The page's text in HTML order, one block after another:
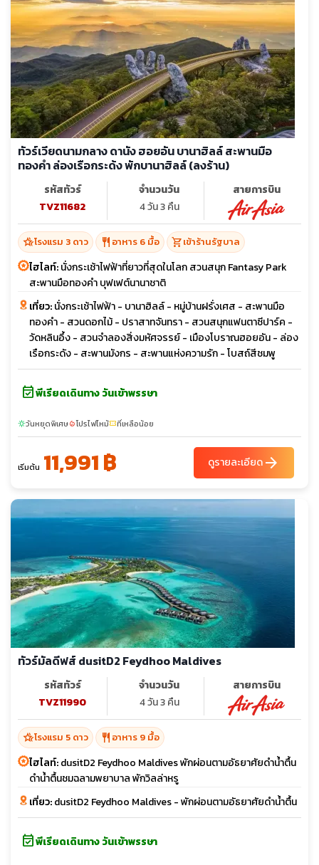
ทัวร์เวียดนามกลาง ดานัง ฮอยอัน บานาฮิลล์ สะพานมือ
ทองคำ ล่องเรือกระด้ง พักบานาฮิลล์ (ลงร้าน)
รหัสทัวร์
TVZ11682
จำนวนวัน
4 วัน 3 คืน
สายการบิน
hotel_classโรงแรม 3 ดาว restaurant อาหาร 6 มื้อ shopping_cartเข้าร้านรัฐบาล
ไฮไลท์:นั่งกระเช้าไฟฟ้าที่ยาวที่สุดในโลก สวนสนุก Fantasy Park
สะพานมือทองคำ บุฟเฟต์นานาชาติ
เที่ยว:นั่งกระเช้าไฟฟ้า - บานาฮิลล์ - หมู่บ้านฝรั่งเศส - สะพานมือ
ทองคำ - สวนดอกไม้ - ปราสาทจันทรา - สวนสนุกแฟนตาซีปาร์ค -
วัดหลินอึ้ง - สวนจำลองสิ่งมหัศจรรย์ - เมืองโบราณฮอยอัน - ล่อง
เรือกระดัง - สะพานมังกร - สะพานแห่งความรัก - โบสถ์สีชมพู
event_availableพีเรียดเดินทาง วันเข้าพรรษา
sunnyวันหยุดพิเศษlocal_fire_departmentโปรไฟไหม้confirmation_numberที่เหลือน้อย
เริ่มต้น 11,991 ฿ ดูรายละเอียดarrow_forward
ทัวร์มัลดีฟส์ dusitD2 Feydhoo Maldives
รหัสทัวร์
TVZ11990
จำนวนวัน
4 วัน 3 คืน
สายการบิน
hotel_classโรงแรม 5 ดาว restaurant อาหาร 9 มื้อ
ไฮไลท์:dusitD2 Feydhoo Maldives พักผ่อนตามอัธยาศัยดำน้ำตื้น
ดำน้ำตื้นชมฉลามพยาบาล พักวิลล่าหรู
เที่ยว:dusitD2 Feydhoo Maldives - พักผ่อนตามอัธยาศัยดำน้ำตื้น
event_availableพีเรียดเดินทาง วันเข้าพรรษา